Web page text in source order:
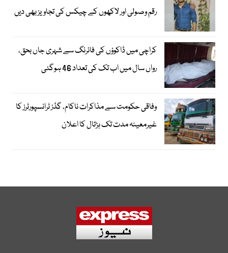
رقم وصولی اور لاکھوں کے چیکس کی تجاویز بھی دیں
کراچی میں ڈاکوؤں کی فائرنگ سے شہری جاں بحق،
رواں سال میں اب تک کی تعداد 46 ہوگئی
وفاقی حکومت سے مذاکرات ناکام، گڈز ٹرانسپورٹرز کا
غیرمعینہ مدت تک ہڑتال کا اعلان